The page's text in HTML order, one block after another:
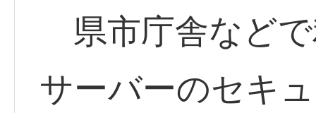
県市庁舎など
サーバーのセキ